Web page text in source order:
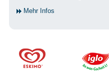
Mehr Infos